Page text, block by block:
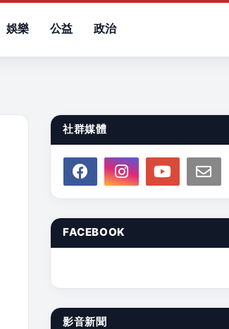
娛樂 公益 政治
社群媒體
FACEBOOK
影音新聞